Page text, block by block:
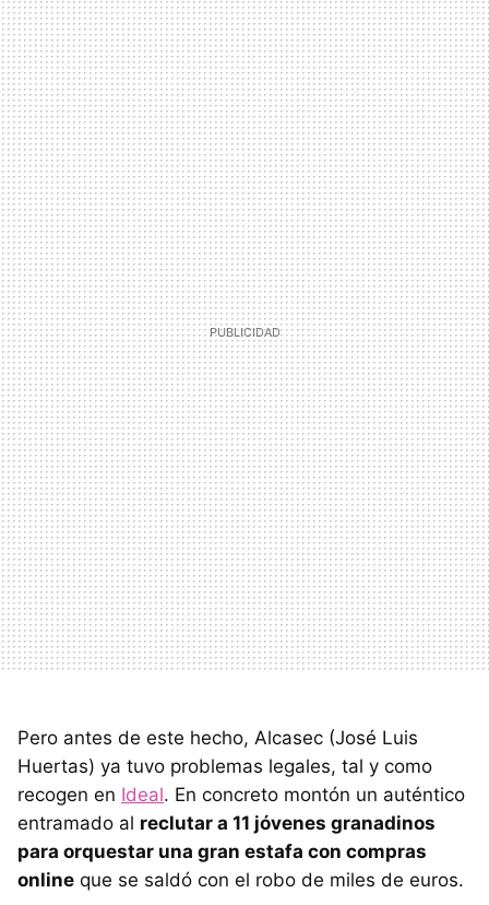
Pero antes de este hecho, Alcasec (José Luis
Huertas) ya tuvo problemas legales, tal y como
recogen en Ideal. En concreto montón un auténtico
entramado al reclutar a 11 jóvenes granadinos
para orquestar una gran estafa con compras
online que se saldó con el robo de miles de euros.